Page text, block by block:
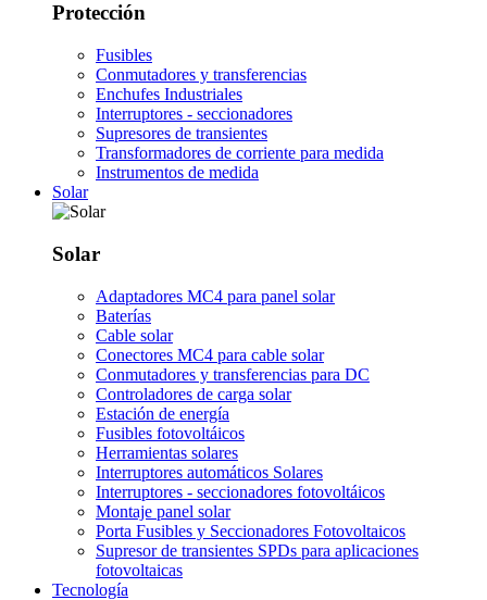
Protección
Fusibles
Conmutadores y transferencias
Enchufes Industriales
Interruptores - seccionadores
Supresores de transientes
Transformadores de corriente para medida
Instrumentos de medida
Solar
Solar
Adaptadores MC4 para panel solar
Baterías
Cable solar
Conectores MC4 para cable solar
Conmutadores y transferencias para DC
Controladores de carga solar
Estación de energía
Fusibles fotovoltáicos
Herramientas solares
Interruptores automáticos Solares
Interruptores - seccionadores fotovoltáicos
Montaje panel solar
Porta Fusibles y Seccionadores Fotovoltaicos
Supresor de transientes SPDs para aplicaciones
fotovoltaicas
Tecnología